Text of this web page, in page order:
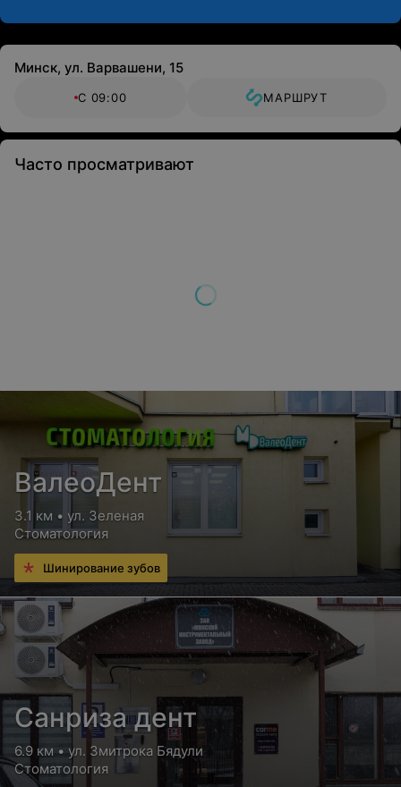
Минск, ул. Варвашени, 15
С 09:00 МАРШРУТ
Часто просматривают
ВалеоДент
3.1 км • ул. Зеленая
Стоматология
Шинирование зубов
Санриза дент
6.9 км • ул. Змитрока Бядули
Стоматология